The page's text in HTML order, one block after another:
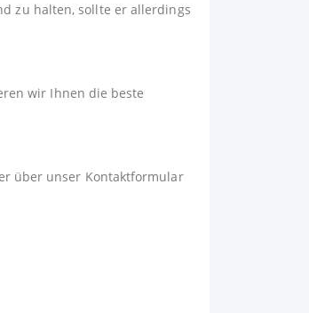
zu halten, sollte er allerdings
wir Ihnen die beste
über unser Kontaktformular